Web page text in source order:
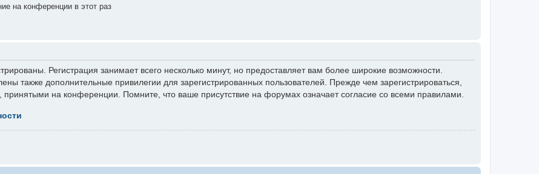
на конференции в этот раз
Регистрация занимает всего несколько минут, но предоставляет вам более широкие возможности.
также дополнительные привилегии для зарегистрированных пользователей. Прежде чем зарегистрироваться,
принятыми на конференции. Помните, что ваше присутствие на форумах означает согласие со всеми правилами.